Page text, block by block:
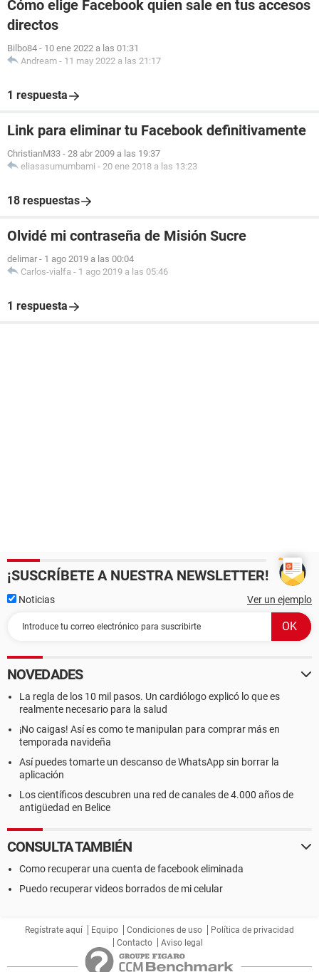
Cómo elige Facebook quien sale en tus accesos
directos
Bilbo84 - 10 ene 2022 a las 01:31
Andream - 11 may 2022 a las 21:17
1 respuesta
Link para eliminar tu Facebook definitivamente
ChristianM33 - 28 abr 2009 a las 19:37
eliasasumumbami - 20 ene 2018 a las 13:23
18 respuestas
Olvidé mi contraseña de Misión Sucre
delimar - 1 ago 2019 a las 00:04
Carlos-vialfa - 1 ago 2019 a las 05:46
1 respuesta
¡SUSCRÍBETE A NUESTRA NEWSLETTER!
Noticias Ver un ejemplo
NOVEDADES
La regla de los 10 mil pasos. Un cardiólogo explicó lo que es
realmente necesario para la salud
¡No caigas! Así es como te manipulan para comprar más en
temporada navideña
Así puedes tomarte un descanso de WhatsApp sin borrar la
aplicación
Los científicos descubren una red de canales de 4.000 años de
antigüedad en Belice
CONSULTA TAMBIÉN
Como recuperar una cuenta de facebook eliminada
Puedo recuperar videos borrados de mi celular
Regístrate aquí Equipo Condiciones de uso
Política de privacidad
Contacto
Aviso legal